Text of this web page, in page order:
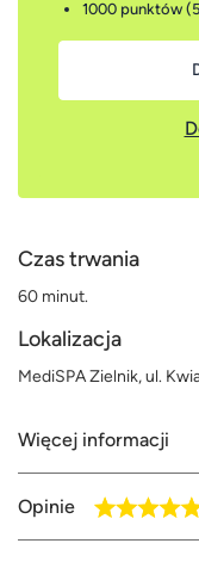
1000 punktów
Czas trwania
60 minut.
Lokalizacja
MediSPA Zielnik, ul.
Więcej informacji
Opinie